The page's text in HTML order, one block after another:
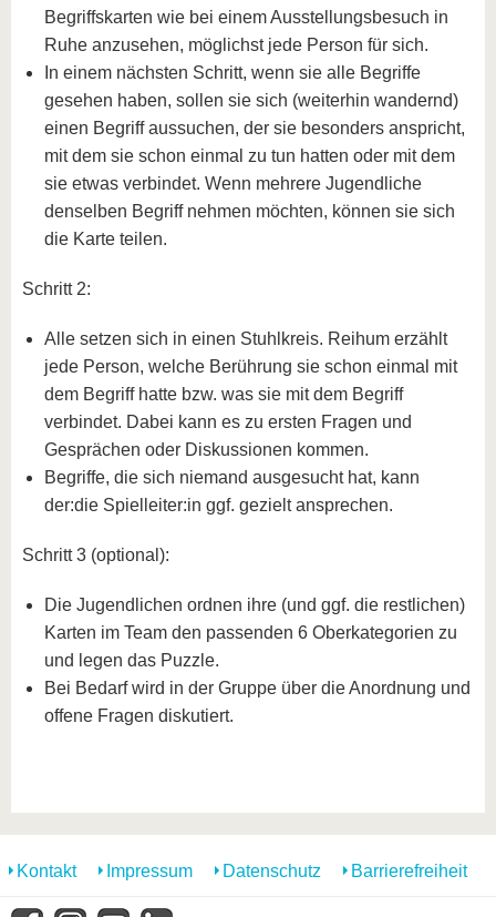
Begriffskarten wie bei einem Ausstellungsbesuch in
Ruhe anzusehen, möglichst jede Person für sich.
In einem nächsten Schritt, wenn sie alle Begriffe
gesehen haben, sollen sie sich (weiterhin wandernd)
einen Begriff aussuchen, der sie besonders anspricht,
mit dem sie schon einmal zu tun hatten oder mit dem
sie etwas verbindet. Wenn mehrere Jugendliche
denselben Begriff nehmen möchten, können sie sich
die Karte teilen.
Schritt 2:
Alle setzen sich in einen Stuhlkreis. Reihum erzählt
jede Person, welche Berührung sie schon einmal mit
dem Begriff hatte bzw. was sie mit dem Begriff
verbindet. Dabei kann es zu ersten Fragen und
Gesprächen oder Diskussionen kommen.
Begriffe, die sich niemand ausgesucht hat, kann
der:die Spielleiter:in ggf. gezielt ansprechen.
Schritt 3 (optional):
Die Jugendlichen ordnen ihre (und ggf. die restlichen)
Karten im Team den passenden 6 Oberkategorien zu
und legen das Puzzle.
Bei Bedarf wird in der Gruppe über die Anordnung und
offene Fragen diskutiert.
Kontakt Impressum Datenschutz Barrierefreiheit